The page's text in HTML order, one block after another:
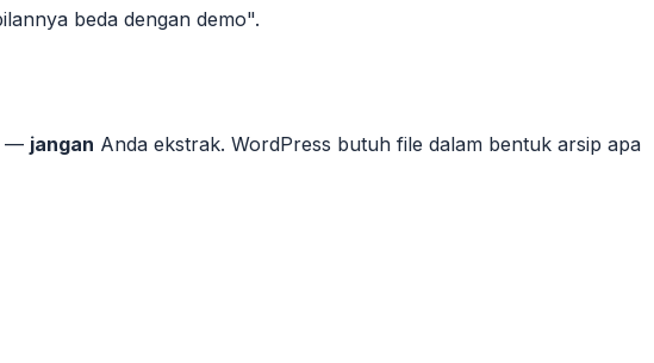
beda dengan demo".
— jangan Anda ekstrak. WordPress butuh file dalam bentuk arsip apa